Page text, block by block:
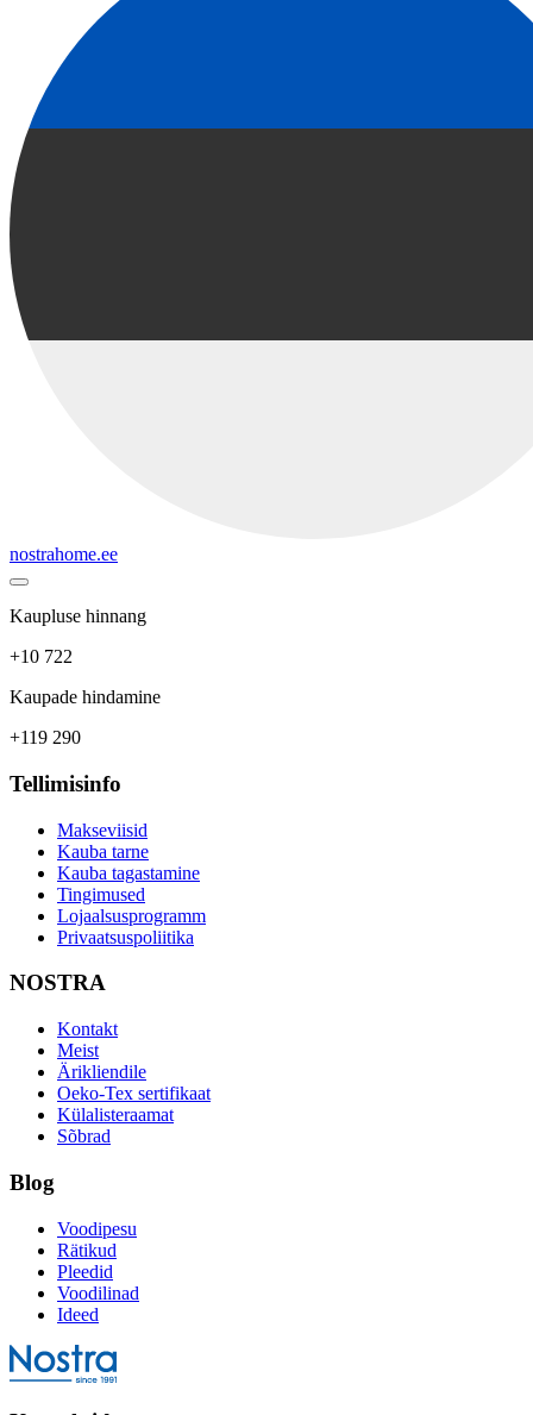
nostrahome.ee
Kaupluse hinnang
+10 722
Kaupade hindamine
+119 290
Tellimisinfo
Makseviisid
Kauba tarne
Kauba tagastamine
Tingimused
Lojaalsusprogramm
Privaatsuspoliitika
NOSTRA
Kontakt
Meist
Ärikliendile
Oeko-Tex sertifikaat
Külalisteraamat
Sõbrad
Blog
Voodipesu
Rätikud
Pleedid
Voodilinad
Ideed